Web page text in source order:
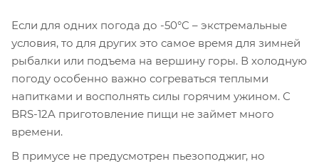
Если для одних погода до -50°C – экстремальные
условия, то для других это самое время для зимней
рыбалки или подъема на вершину горы. В холодную
погоду особенно важно согреваться теплыми
напитками и восполнять силы горячим ужином. С
BRS-12A приготовление пищи не займет много
времени.
В примусе не предусмотрен пьезоподжиг, но